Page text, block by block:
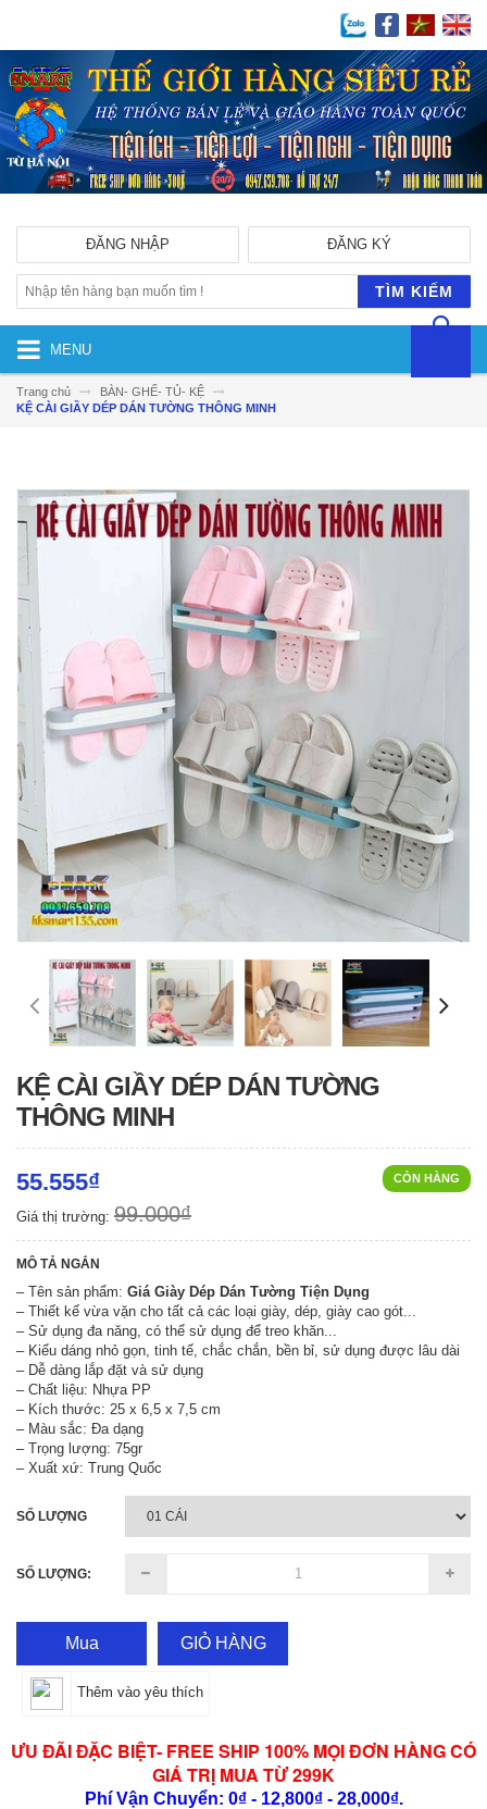
ĐĂNG KÝ
ĐĂNG NHẬP
TÌM KIẾM
MENU
Trang chủ
BÀN- GHẾ- TỦ- KỆ
KỆ CÀI GIẦY DÉP DÁN TƯỜNG THÔNG MINH
KỆ CÀI GIẦY DÉP DÁN TƯỜNG
THÔNG MINH
CÒN HÀNG
55.555₫
Giá thị trường: 99.000₫
MÔ TẢ NGẮN
– Tên sản phẩm: Giá Giày Dép Dán Tường Tiện Dụng
– Thiết kế vừa vặn cho tất cả các loại giày, dép, giày cao gót...
– Sử dụng đa năng, có thể sử dụng để treo khăn...
– Kiểu dáng nhỏ gọn, tinh tế, chắc chắn, bền bỉ, sử dụng được lâu dài
– Dễ dàng lắp đặt và sử dụng
– Chất liệu: Nhựa PP
– Kích thước: 25 x 6,5 x 7,5 cm
– Màu sắc: Đa dạng
– Trọng lượng: 75gr
– Xuất xứ: Trung Quốc
SỐ LƯỢNG
SỐ LƯỢNG:
Mua GIỎ HÀNG
Thêm vào yêu thích
ƯU ĐÃI ĐẶC BIỆT- FREE SHIP 100% MỌI ĐƠN HÀNG CÓ
GIÁ TRỊ MUA TỪ 299K
Phí Vận Chuyển: 0₫ - 12,800₫ - 28,000₫.